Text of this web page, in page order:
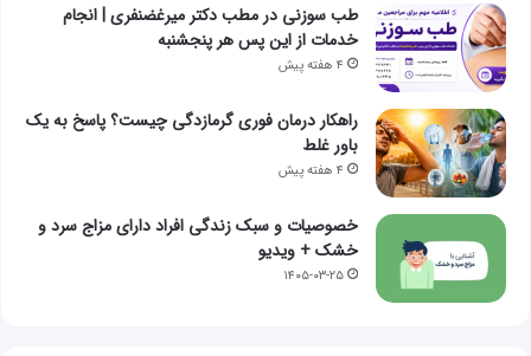
طب سوزنی در مطب دکتر میرغضنفری | انجام
خدمات از این پس هر پنجشنبه
۴ هفته پیش
راهکار درمان فوری گرمازدگی چیست؟ پاسخ به یک
باور غلط
۴ هفته پیش
خصوصیات و سبک زندگی افراد دارای مزاج سرد و
خشک + ویدیو
۱۴۰۵-۰۳-۲۵